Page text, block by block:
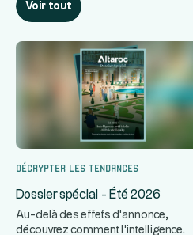
Voir tout
Décrypter les tendances
Dossier spécial - Été 2026
Au-delà des effets d'annonce,
découvrez comment l'intelligence